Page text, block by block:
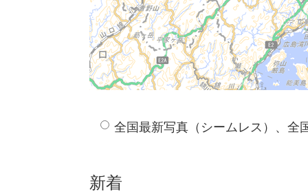
全国最新写真（シームレス）、全
新着